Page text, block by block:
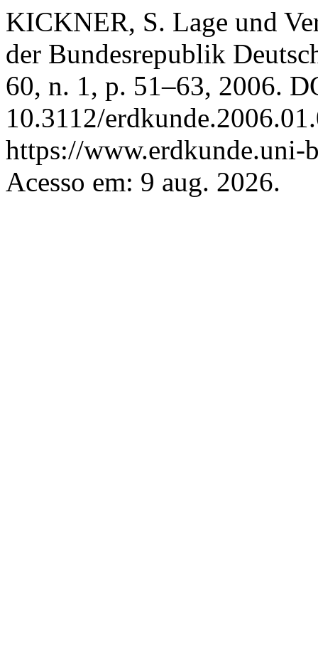
KICKNER, S. Lage und
der Bundesrepublik
60, n. 1, p. 51–63, 2006.
10.3112/
https://www.erdkunde.uni-
Acesso em: 9 aug. 2026.